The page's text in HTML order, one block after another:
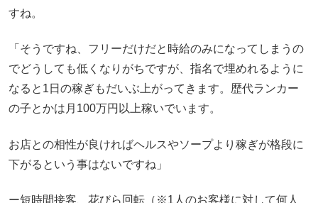
すね。
「そうですね、フリーだけだと時給のみになってしまうの
でどうしても低くなりがちですが、指名で埋めれるように
なると1日の稼ぎもだいぶ上がってきます。歴代ランカー
の子とかは月100万円以上稼いでいます。
お店との相性が良ければヘルスやソープより稼ぎが格段に
下がるという事はないですね」
ー短時間接客、花びら回転（※1人のお客様に対して何人